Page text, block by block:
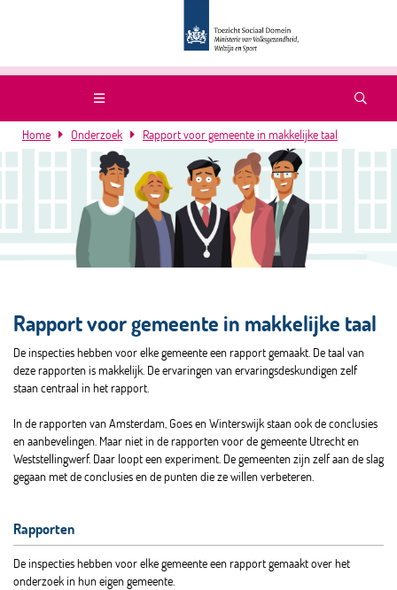
Home Onderzoek Rapport voor gemeente in makkelijke taal
Rapport voor gemeente in makkelijke taal
De inspecties hebben voor elke gemeente een rapport gemaakt. De taal van
deze rapporten is makkelijk. De ervaringen van ervaringsdeskundigen zelf
staan centraal in het rapport.
In de rapporten van Amsterdam, Goes en Winterswijk staan ook de conclusies
en aanbevelingen. Maar niet in de rapporten voor de gemeente Utrecht en
Weststellingwerf. Daar loopt een experiment. De gemeenten zijn zelf aan de slag
gegaan met de conclusies en de punten die ze willen verbeteren.
Rapporten
De inspecties hebben voor elke gemeente een rapport gemaakt over het
onderzoek in hun eigen gemeente.